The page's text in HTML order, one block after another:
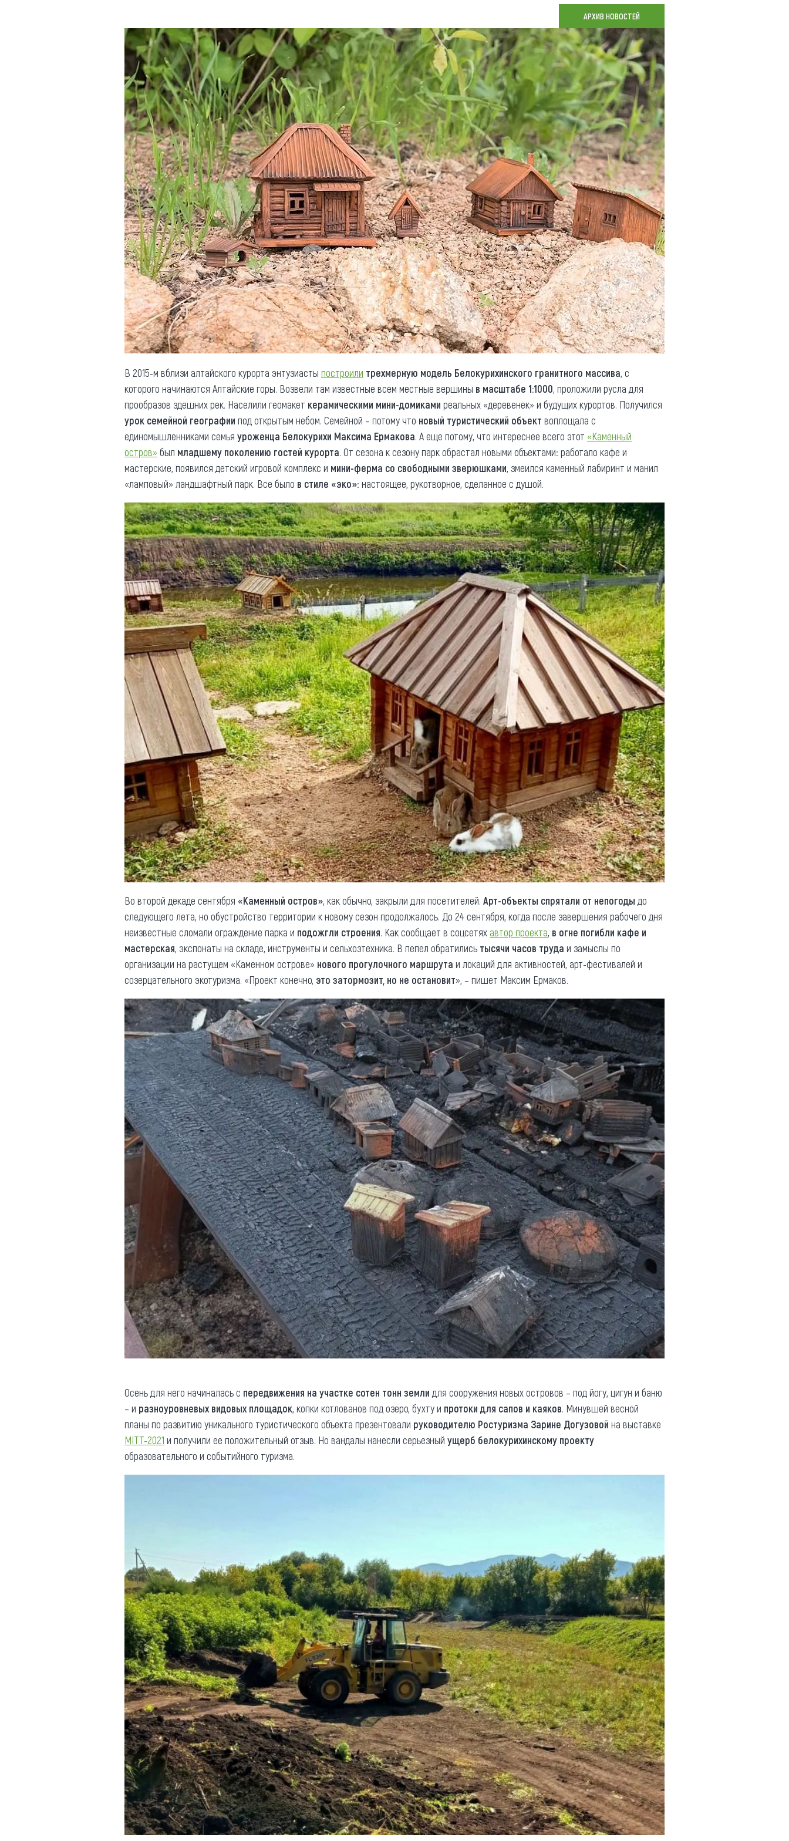
Придорожные кафе
Новости
Что привезти (сувениры)
Общая информация
Как добраться
Люди, прославившие Алтай
Карты и буклеты
Коллекция впечатлений
Блог путешественника
Видеогалерея
Фотогалерея
Другие рубрики
Реестр туроператоров
Реестр туристических
агентств Алтайского края
Обращения граждан
Противодействие коррупции
АРХИВ НОВОСТЕЙ
В 2015-м вблизи алтайского курорта энтузиасты построили трехмерную модель Белокурихинского гранитного массива, с
которого начинаются Алтайские горы. Возвели там известные всем местные вершины в масштабе 1:1000, проложили русла для
прообразов здешних рек. Населили геомакет керамическими мини-домиками реальных «деревенек» и будущих курортов. Получился
урок семейной географии под открытым небом. Семейной – потому что новый туристический объект воплощала с
единомышленниками семья уроженца Белокурихи Максима Ермакова. А еще потому, что интереснее всего этот «Каменный
остров» был младшему поколению гостей курорта. От сезона к сезону парк обрастал новыми объектами: работало кафе и
мастерские, появился детский игровой комплекс и мини-ферма со свободными зверюшками, змеился каменный лабиринт и манил
«ламповый» ландшафтный парк. Все было в стиле «эко»: настоящее, рукотворное, сделанное с душой.
Во второй декаде сентября «Каменный остров», как обычно, закрыли для посетителей. Арт-объекты спрятали от непогоды до
следующего лета, но обустройство территории к новому сезон продолжалось. До 24 сентября, когда после завершения рабочего дня
неизвестные сломали ограждение парка и подожгли строения. Как сообщает в соцсетях автор проекта, в огне погибли кафе и
мастерская, экспонаты на складе, инструменты и сельхозтехника. В пепел обратились тысячи часов труда и замыслы по
организации на растущем «Каменном острове» нового прогулочного маршрута и локаций для активностей, арт-фестивалей и
созерцательного экотуризма. «Проект конечно, это затормозит, но не остановит», – пишет Максим Ермаков.
Осень для него начиналась с передвижения на участке сотен тонн земли для сооружения новых островов – под йогу, цигун и баню
– и разноуровневых видовых площадок, копки котлованов под озеро, бухту и протоки для сапов и каяков. Минувшей весной
планы по развитию уникального туристического объекта презентовали руководителю Ростуризма Зарине Догузовой на выставке
MITT-2021 и получили ее положительный отзыв. Но вандалы нанесли серьезный ущерб белокурихинскому проекту
образовательного и событийного туризма.